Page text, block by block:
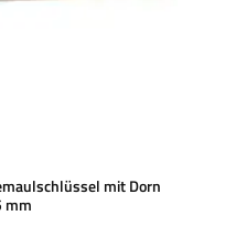
mit Dorn
mm